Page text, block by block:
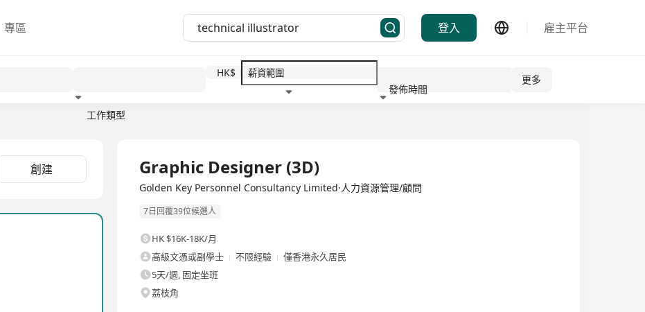
專區 登入 雇主平台
工作類型
HK$
發佈時間
更多
創建 Graphic Designer (3D)
Golden Key Personnel Consultancy Limited·人力資源管理/顧問
7日回覆39位候選人
HK $16K-18K/月
高級文憑或副學士
不限經驗
僅香港永久居民
5天/週, 固定坐班
荔枝角